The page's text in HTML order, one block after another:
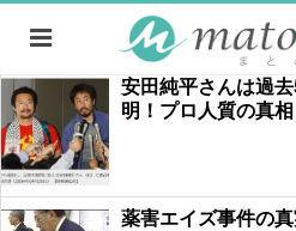
安田純平さんは過
明！プロ人質の真
薬害エイズ事件の